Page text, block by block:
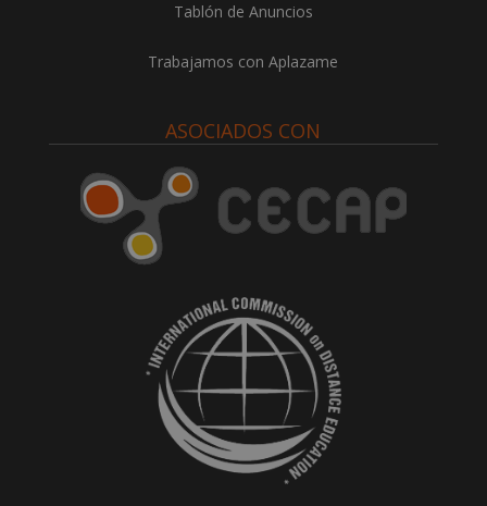
Tablón de Anuncios
Trabajamos con Aplazame
ASOCIADOS CON